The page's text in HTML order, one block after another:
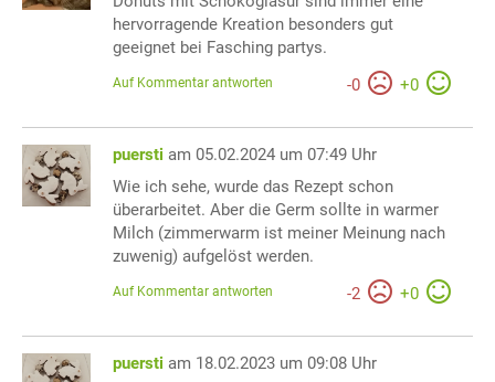
hervorragende Kreation besonders gut
geeignet bei Fasching partys.
-0 +0
Auf Kommentar antworten
puersti am 05.02.2024 um 07:49 Uhr
Wie ich sehe, wurde das Rezept schon
überarbeitet. Aber die Germ sollte in warmer
Milch (zimmerwarm ist meiner Meinung nach
zuwenig) aufgelöst werden.
-2 +0
Auf Kommentar antworten
puersti am 18.02.2023 um 09:08 Uhr